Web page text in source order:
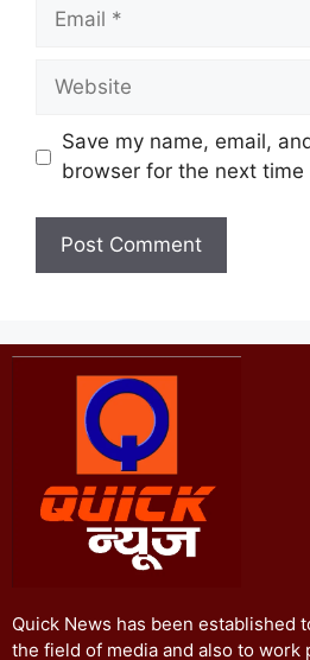
Save my name, email,
browser for the next time
Quick News has been established
the field of media and also to work